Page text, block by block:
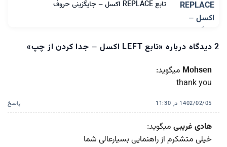
تابع REPLACE اکسل – جایگزینی حروف
2 دیدگاه درباره « تابع LEFT اکسل – جدا کردن از چپ
»
Mohsen میگوید:
thank you
1402/02/05 در 11:30 پاسخ
هادی غریبی میگوید:
خیلی متشکرم از راهنمایی بسیارعالی شما